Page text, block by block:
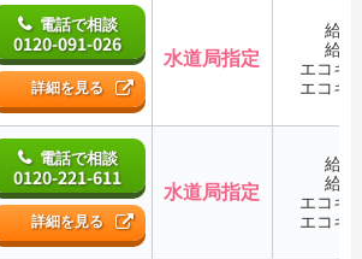
電話で相談
0120-091-026
詳細を見る
水道局指定
給
給
エコキ
エコキ
電話で相談
0120-221-611
詳細を見る
水道局指定
給
給
エコキ
エコキ